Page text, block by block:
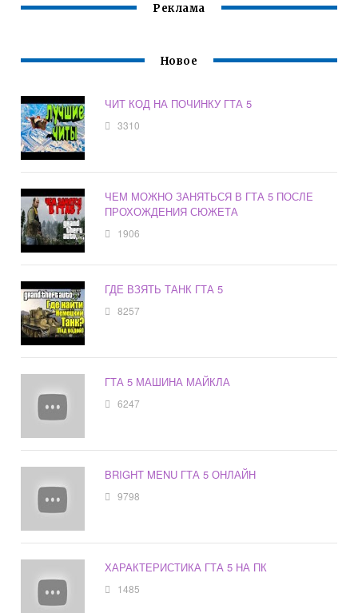
Реклама
Новое
ЧИТ КОД НА ПОЧИНКУ ГТА 5
3310
ЧЕМ МОЖНО ЗАНЯТЬСЯ В ГТА 5 ПОСЛЕ
ПРОХОЖДЕНИЯ СЮЖЕТА
1906
ГДЕ ВЗЯТЬ ТАНК ГТА 5
8257
ГТА 5 МАШИНА МАЙКЛА
6247
BRIGHT MENU ГТА 5 ОНЛАЙН
9798
ХАРАКТЕРИСТИКА ГТА 5 НА ПК
1485